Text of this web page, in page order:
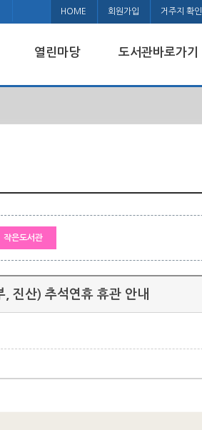
HOME 회원가입 거주지 확인
열린마당 도서관바로가기
작은도서관
진산) 추석연휴 휴관 안내